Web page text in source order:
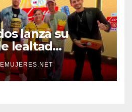
lanza su
lealtad
y reconoce a
más